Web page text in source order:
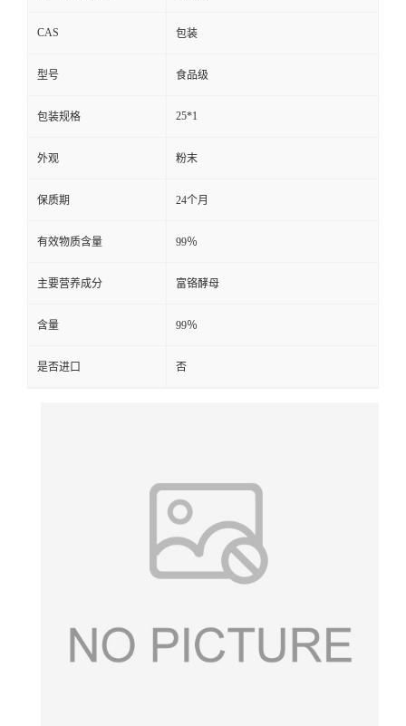
CAS 包装
型号 食品级
包装规格 25*1
外观 粉末
保质期 24个月
有效物质含量 99％
主要营养成分 富铬酵母
含量 99％
是否进口 否